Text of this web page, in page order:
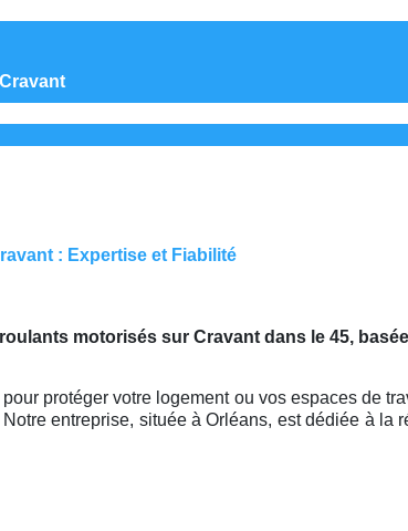
: Expertise et Fiabilité
motorisés sur Cravant dans le 45,
protéger votre logement ou vos espaces de
entreprise, située à Orléans, est dédiée à la